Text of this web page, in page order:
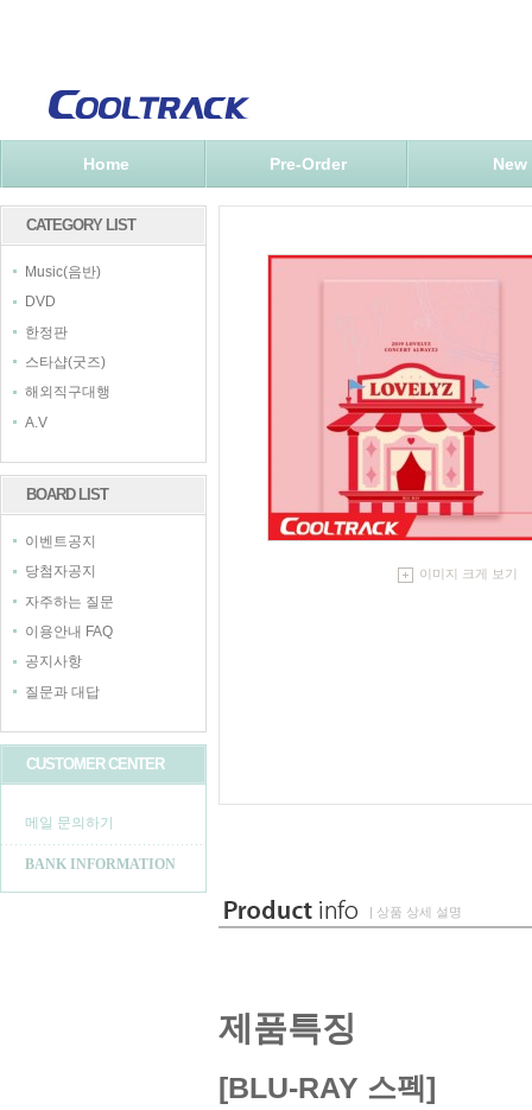
Home Pre-Order New
CATEGORY LIST
Music(음반)
DVD
한정판
스타샵(굿즈)
해외직구대행
A.V
BOARD LIST
이벤트공지
당첨자공지
자주하는 질문
이용안내 FAQ
공지사항
질문과 대답
CUSTOMER CENTER
메일 문의하기
BANK INFORMATION
이미지 크게 보기
| 상품 상세 설명
제품특징
[BLU-RAY 스펙]